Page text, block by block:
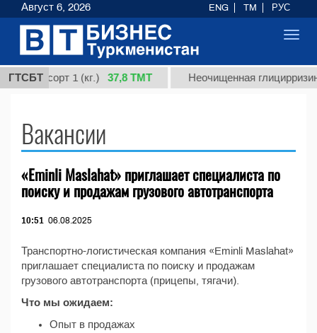
ГТСБТсорт 1 (кг.) 37,8 ТМТ Неочищенная
Вакансии
«Eminli Maslahat» приглашает специалиста по
поиску и продажам грузового автотранспорта
10:51 06.08.2025
Транспортно-логистическая компания «Eminli Maslahat»
приглашает специалиста по поиску и продажам
грузового автотранспорта (прицепы, тягачи).
Что мы ожидаем:
Опыт в продажах
Август 6, 2026 ENG TM РУС